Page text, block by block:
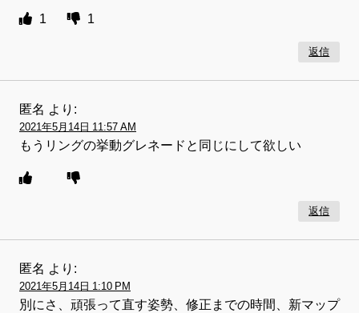
1 1
返信
匿名 より:
2021年5月14日 11:57 AM
もうリングの挙動グレネードと同じにして欲しい
返信
匿名 より:
2021年5月14日 1:10 PM
別にさ、頑張って直す姿勢、修正までの時間、新マップ